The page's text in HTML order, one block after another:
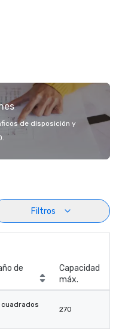
de disposición y
Filtros
de
Capacidad
máx.
cuadrados
270